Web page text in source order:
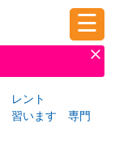
☰
レント
習います
専門